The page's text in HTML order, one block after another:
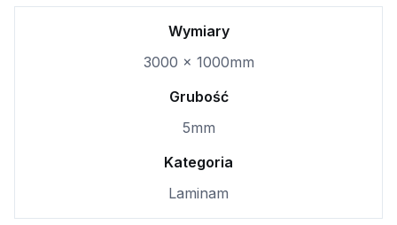
Wymiary
3000 x 1000mm
Grubość
5mm
Kategoria
Laminam